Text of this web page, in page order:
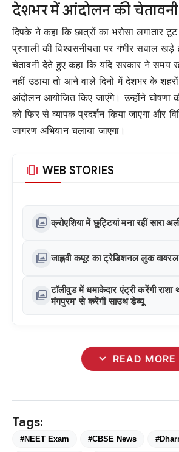
देशभर में आंदोलन की चेतावनी
दिपके ने कहा कि छात्रों का भरोसा लगातार टूट
प्रणाली की विश्वसनीयता पर गंभीर सवाल खड़े
चेतावनी देते हुए कहा कि यदि सरकार ने समय
नहीं उठाया तो आने वाले दिनों में देशभर के
आंदोलन आयोजित किए जाएंगे। उन्होंने घोषणा
को फिर से व्यापक प्रदर्शन किया जाएगा और
जागरण अभियान चलाया जाएगा।
amp_stories WEB STORIES
photo_library क्रोएशिया में छुट्टियां मना रहीं सारा
photo_library जाह्नवी कपूर का ट्रेडिशनल लुक वायरल
photo_library टॉलीवुड में धमाकेदार एंट्री करेंगी राशा
मंगपुरम' से करेंगी साउथ डेब्यू
expand_more READ MORE
Tags:
#NEET Exam #CBSE News